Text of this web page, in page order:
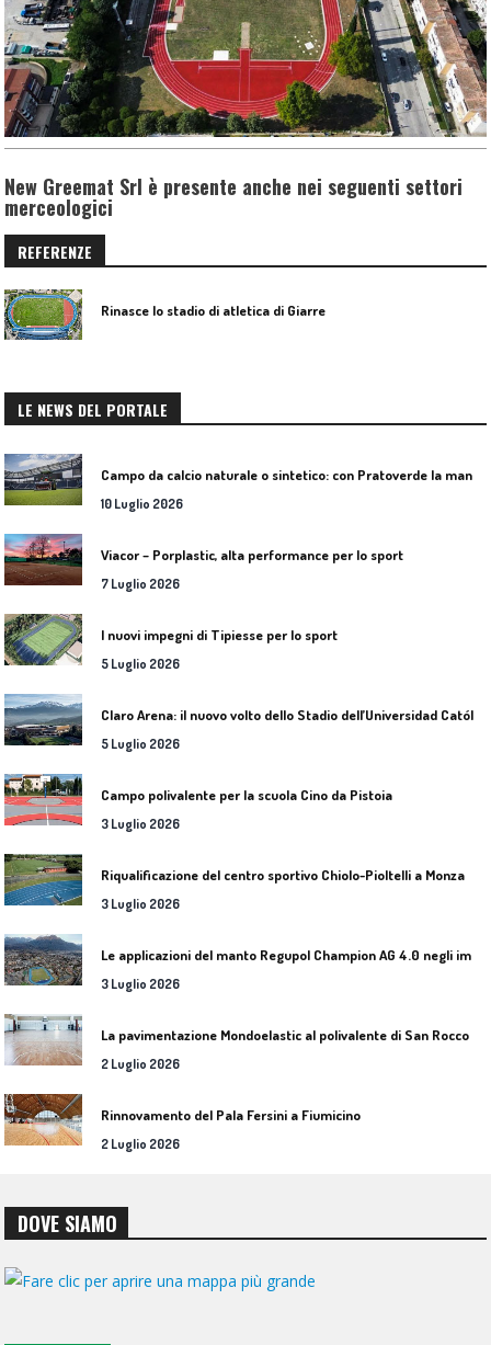
New Greemat Srl è presente anche nei seguenti settori
merceologici
REFERENZE
Rinasce lo stadio di atletica di Giarre
LE NEWS DEL PORTALE
10 Luglio 2026
Viacor – Porplastic, alta performance per lo sport
7 Luglio 2026
I nuovi impegni di Tipiesse per lo sport
5 Luglio 2026
5 Luglio 2026
Campo polivalente per la scuola Cino da Pistoia
3 Luglio 2026
Riqualificazione del centro sportivo Chiolo-Pioltelli a Monza
3 Luglio 2026
3 Luglio 2026
2 Luglio 2026
Rinnovamento del Pala Fersini a Fiumicino
2 Luglio 2026
DOVE SIAMO